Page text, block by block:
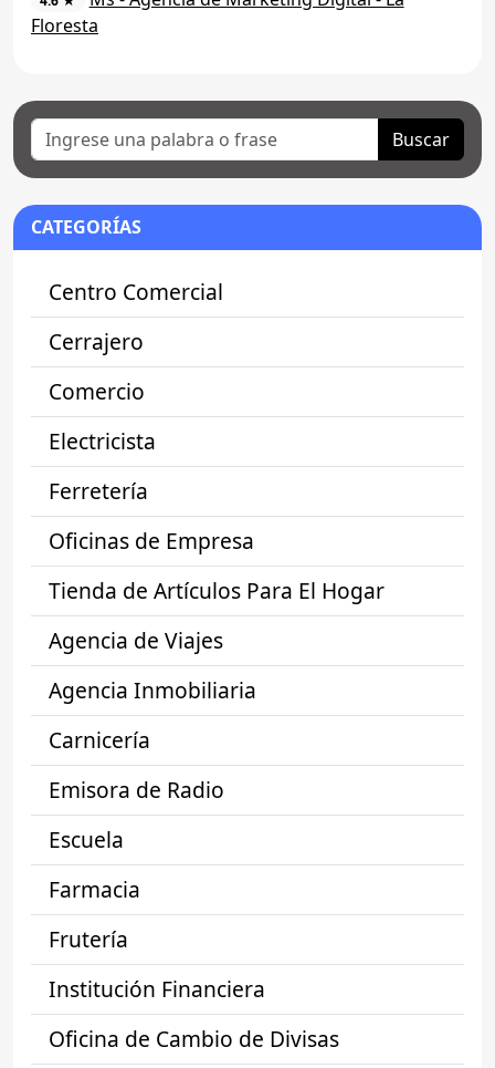
Floresta
Buscar
CATEGORÍAS
Centro Comercial
Cerrajero
Comercio
Electricista
Ferretería
Oficinas de Empresa
Tienda de Artículos Para El Hogar
Agencia de Viajes
Agencia Inmobiliaria
Carnicería
Emisora de Radio
Escuela
Farmacia
Frutería
Institución Financiera
Oficina de Cambio de Divisas